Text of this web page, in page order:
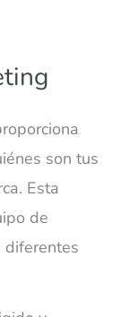
son tus
Esta
de
diferentes